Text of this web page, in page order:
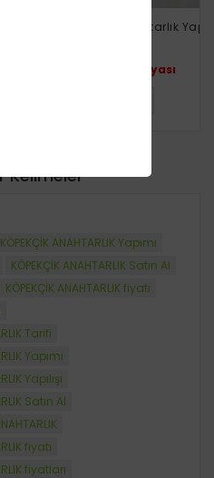
Nazar Boncuğu Anahtarlık
Akkızın Hobi Dünyası
Kelimeler
KÖPEKÇİK ANAHTARLIK Yapımı
KÖPEKÇİK ANAHTARLIK Satın Al
KÖPEKÇİK ANAHTARLIK fiyatı
Tarifi
Yapımı
Yapılışı
Satın Al
fiyatı
fiyatları